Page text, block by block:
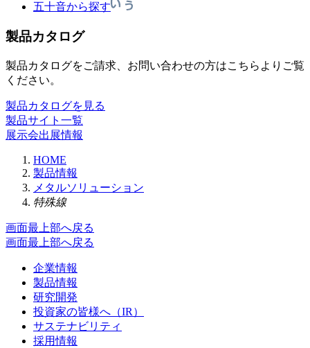
五十音から探す
製品カタログ
製品カタログをご請求、お問い合わせの方はこちらよりご覧
ください。
製品カタログを見る
製品サイト一覧
展示会出展情報
HOME
製品情報
メタルソリューション
特殊線
画面最上部へ戻る
画面最上部へ戻る
企業情報
製品情報
研究開発
投資家の皆様へ（IR）
サステナビリティ
採用情報